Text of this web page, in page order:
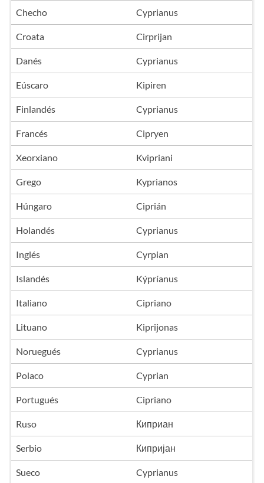
Checho Cyprianus
Croata Cirprijan
Danés Cyprianus
Eúscaro Kipiren
Finlandés Cyprianus
Francés Cipryen
Xeorxiano Kvipriani
Grego Kyprianos
Húngaro Ciprián
Holandés Cyprianus
Inglés Cyrpian
Islandés Kýpríanus
Italiano Cipriano
Lituano Kiprijonas
Noruegués Cyprianus
Polaco Cyprian
Portugués Cipriano
Ruso Киприан
Serbio Кипријан
Sueco Cyprianus